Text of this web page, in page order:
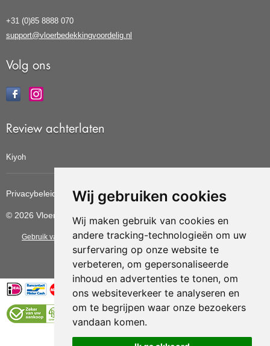
Wij gebruiken cookies
Wij maken gebruik van cookies en
andere tracking-technologieën om uw
surfervaring op onze website te
verbeteren, om gepersonaliseerde
inhoud en advertenties te tonen, om
ons websiteverkeer te analyseren en
om te begrijpen waar onze bezoekers
vandaan komen.
+31 (0)85 8888 070
support@vloerbedekkingvoordelig.nl
Volg ons
Review achterlaten
Kiyoh
Privacybeleid Cookiebeleid Update cookies voorkeuren
© 2026 Vloerbedekkingvoordelig
Gebruik van deze site betekent dat u dealgemene voorwaarden van CBW
Vloerenvoordelig.nl is een onderdeel van